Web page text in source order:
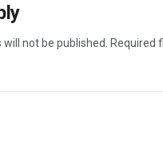
not be published. Required